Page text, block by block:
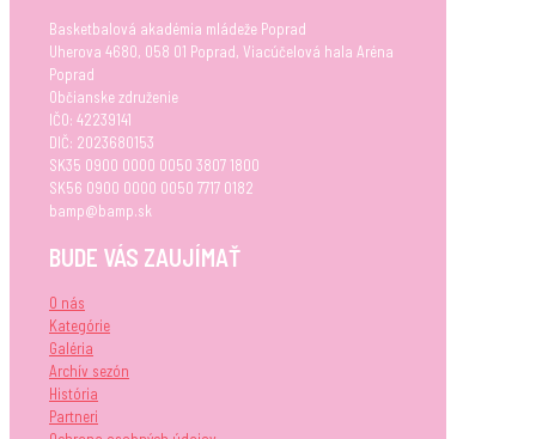
Basketbalová akadémia mládeže Poprad
Uherova 4680, 058 01 Poprad, Viacúčelová hala Aréna
Poprad
Občianske združenie
IČO: 42239141
DIČ: 2023680153
SK35 0900 0000 0050 3807 1800
SK56 0900 0000 0050 7717 0182
bamp@bamp.sk
BUDE VÁS ZAUJÍMAŤ
O nás
Kategórie
Galéria
Archív sezón
História
Partneri